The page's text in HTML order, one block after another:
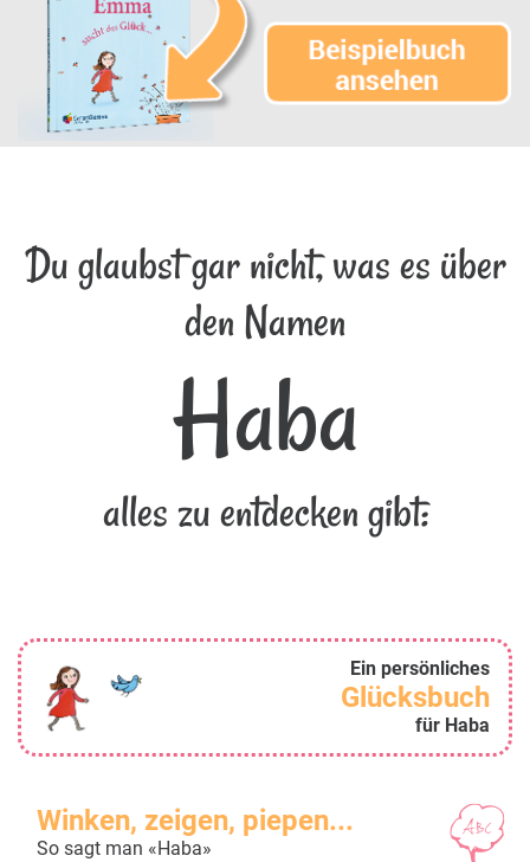
Du glaubst gar nicht, was es über
den Namen
Haba
alles zu entdecken gibt:
Ein persönliches
Glücksbuch
für Haba
Winken, zeigen, piepen...
So sagt man «Haba»